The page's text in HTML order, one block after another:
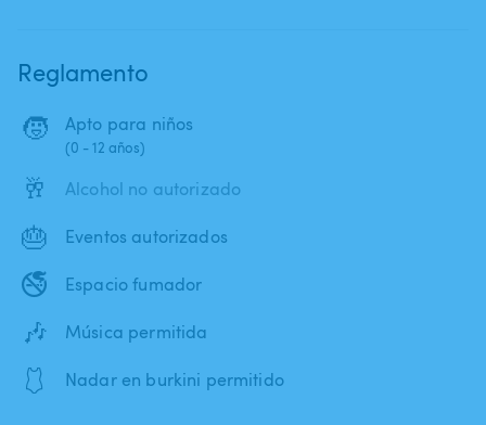
Reglamento
🧒 Apto para niños
(0 - 12 años)
🥂 Alcohol no autorizado
🎂 Eventos autorizados
🚭 Espacio fumador
🎶 Música permitida
🩱 Nadar en burkini permitido